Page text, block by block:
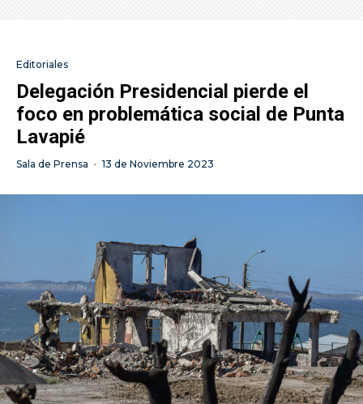
Editoriales
Delegación Presidencial pierde el
foco en problemática social de Punta
Lavapié
Sala de Prensa · 13 de Noviembre 2023